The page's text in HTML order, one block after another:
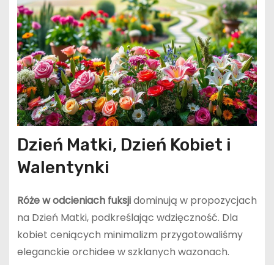
Dzień Matki, Dzień Kobiet i
Walentynki
Róże w odcieniach fuksjidominują w propozycjach
na Dzień Matki, podkreślając wdzięczność. Dla
kobiet ceniących minimalizm przygotowaliśmy
eleganckie orchidee w szklanych wazonach.